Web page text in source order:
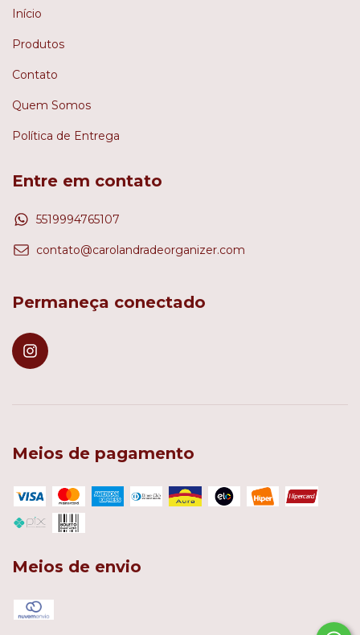
Início
Produtos
Contato
Quem Somos
Política de Entrega
Entre em contato
5519994765107
contato@carolandradeorganizer.com
Permaneça conectado
Meios de pagamento
Meios de envio